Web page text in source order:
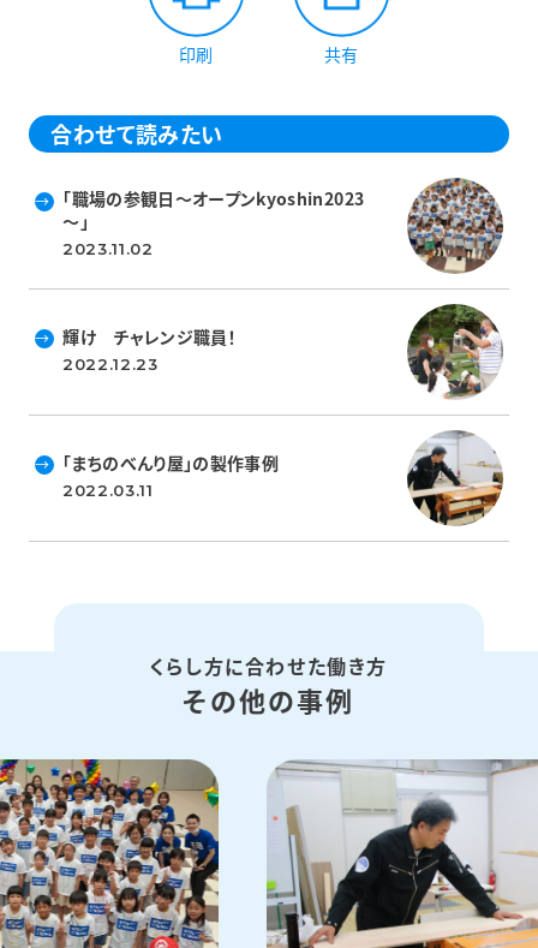
印刷 共有
合わせて読みたい
「職場の参観日～オープンkyoshin2023
～」
2023.11.02
輝け チャレンジ職員！
2022.12.23
「まちのべんり屋」の製作事例
2022.03.11
くらし方に合わせた働き方
その他の事例